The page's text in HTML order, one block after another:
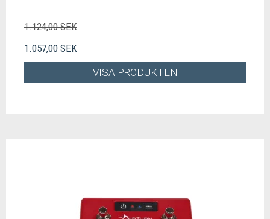
1.124,00 SEK
1.057,00 SEK
VISA PRODUKTEN